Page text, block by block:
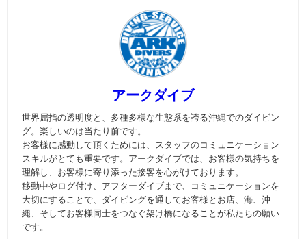
アークダイブ
世界屈指の透明度と、多種多様な生態系を誇る沖縄でのダイビン
グ。楽しいのは当たり前です。
お客様に感動して頂くためには、スタッフのコミュニケーション
スキルがとても重要です。アークダイブでは、お客様の気持ちを
理解し、お客様に寄り添った接客を心がけております。
移動中やログ付け、アフターダイブまで、コミュニケーションを
大切にすることで、ダイビングを通してお客様とお店、海、沖
縄、そしてお客様同士をつなぐ架け橋になることが私たちの願い
です。